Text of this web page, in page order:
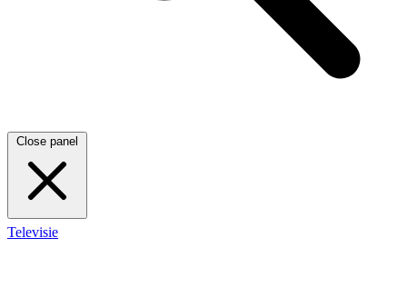
Close panel
Televisie